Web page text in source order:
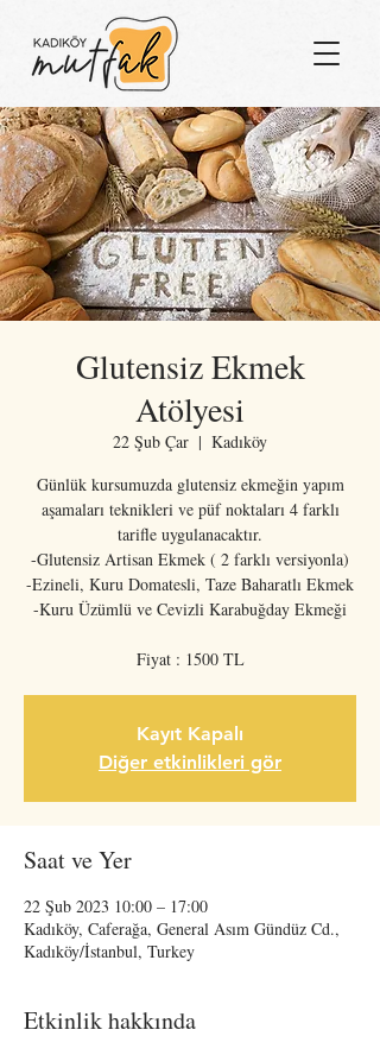
Glutensiz Ekmek
Atölyesi
22 Şub Çar
  |
Kadıköy
Günlük kursumuzda glutensiz ekmeğin yapım
aşamaları teknikleri ve püf noktaları 4 farklı
tarifle uygulanacaktır.
-Glutensiz Artisan Ekmek ( 2 farklı versiyonla)
-Ezineli, Kuru Domatesli, Taze Baharatlı Ekmek
-Kuru Üzümlü ve Cevizli Karabuğday Ekmeği
Fiyat : 1500 TL
Kayıt Kapalı
Diğer etkinlikleri gör
Saat ve Yer
22 Şub 2023 10:00 – 17:00
Kadıköy, Caferağa, General Asım Gündüz Cd.,
Kadıköy/İstanbul, Turkey
Etkinlik hakkında